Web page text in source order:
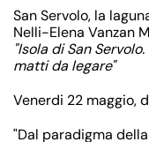
San Servolo, la
Nelli-Elena Vanzan
"Isola di San
matti da legare"
Venerdi 22 maggio,
"Dal paradigma